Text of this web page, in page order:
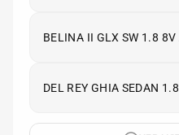
BELINA II GLX SW 1.8
DEL REY GHIA SEDAN